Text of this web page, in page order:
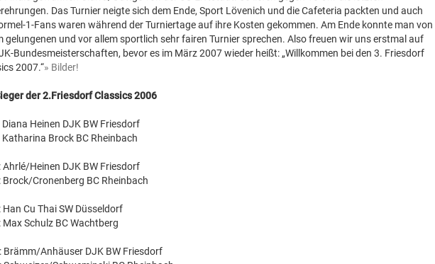
Das Turnier neigte sich dem Ende, Sport Lövenich und die Cafeteria packten und auch
1-Fans waren während der Turniertage auf ihre Kosten gekommen. Am Ende konnte man von
gelungenen und vor allem sportlich sehr fairen Turnier sprechen. Also freuen wir uns erstmal auf
Bundesmeisterschaften, bevor es im März 2007 wieder heißt: „Willkommen bei den 3. Friesdorf
2007.“» Bilder!
der 2.Friesdorf Classics 2006
Diana Heinen DJK BW Friesdorf
Katharina Brock BC Rheinbach
Ahrlé/Heinen DJK BW Friesdorf
Brock/Cronenberg BC Rheinbach
Han Cu Thai SW Düsseldorf
Max Schulz BC Wachtberg
Brämm/Anhäuser DJK BW Friesdorf